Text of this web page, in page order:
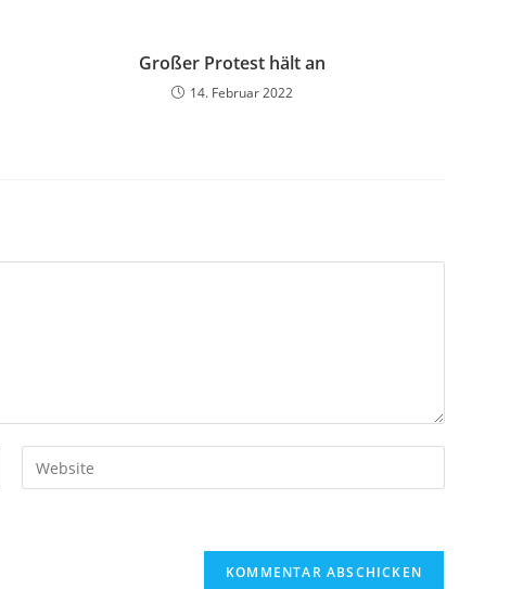
Großer Protest hält an
14. Februar 2022